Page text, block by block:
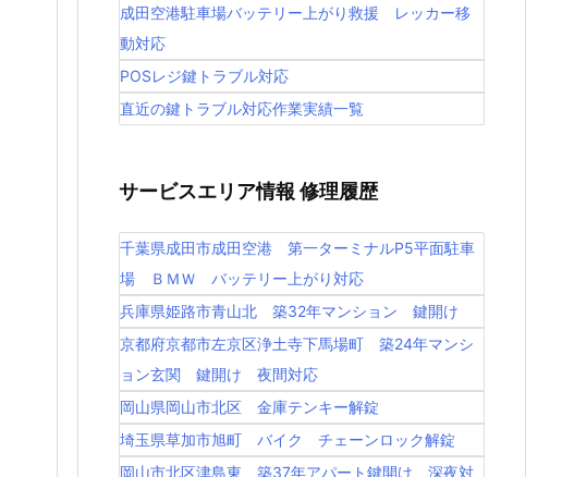
成田空港駐車場バッテリー上がり救援 レッカー移
動対応
POSレジ鍵トラブル対応
直近の鍵トラブル対応作業実績一覧
サービスエリア情報 修理履歴
千葉県成田市成田空港 第一ターミナルP5平面駐車
場 ＢＭＷ バッテリー上がり対応
兵庫県姫路市青山北 築32年マンション 鍵開け
京都府京都市左京区浄土寺下馬場町 築24年マンシ
ョン玄関 鍵開け 夜間対応
岡山県岡山市北区 金庫テンキー解錠
埼玉県草加市旭町 バイク チェーンロック解錠
岡山市北区津島東 築37年アパート鍵開け 深夜対